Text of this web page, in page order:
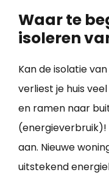
Waar te
isoleren
Kan de isolatie
verliest je huis
en ramen naar
(energieverbruik)!
aan. Nieuwe
uitstekend